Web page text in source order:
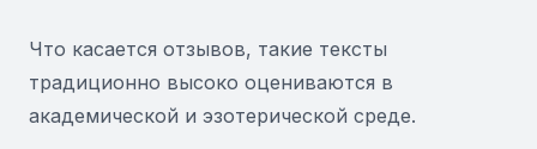
Что касается отзывов, такие тексты
традиционно высоко оцениваются в
академической и эзотерической среде.